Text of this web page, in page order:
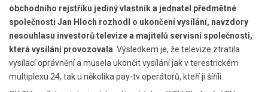
obchodního rejstříku jediný vlastník a jednatel předmětné
společnosti Jan Hloch rozhodl o ukončení vysílání, navzdory
nesouhlasu investorů televize a majitelů servisní společnosti,
která vysílání provozovala . Výsledkem je, že televize ztratila
vysílací oprávnění a musela ukončit vysílání jak v terestrickém
multiplexu 24, tak u několika pay-tv operátorů, kteří ji šíříli.